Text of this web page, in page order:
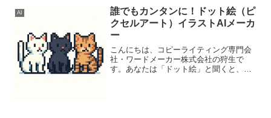
かと思い、スパルタ上司AIというものを
今度はつくってみました...
AI
誰でもカンタンに！ドット絵（ピ
クセルアート）イラストAIメーカ
ー
こんにちは、コピーライティング専門会
社・ワードメーカー株式会社の狩生で
す。あなたは「ドット絵」と聞くと、何